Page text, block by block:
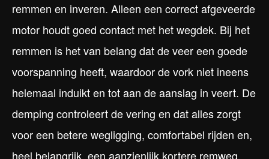
remmen en inveren. Alleen een correct afgeveerde
motor houdt goed contact met het wegdek. Bij het
remmen is het van belang dat de veer een goede
voorspanning heeft, waardoor de vork niet ineens
helemaal induikt en tot aan de aanslag in veert. De
demping controleert de vering en dat alles zorgt
voor een betere wegligging, comfortabel rijden en,
heel belangrijk, een aanzienlijk kortere remweg